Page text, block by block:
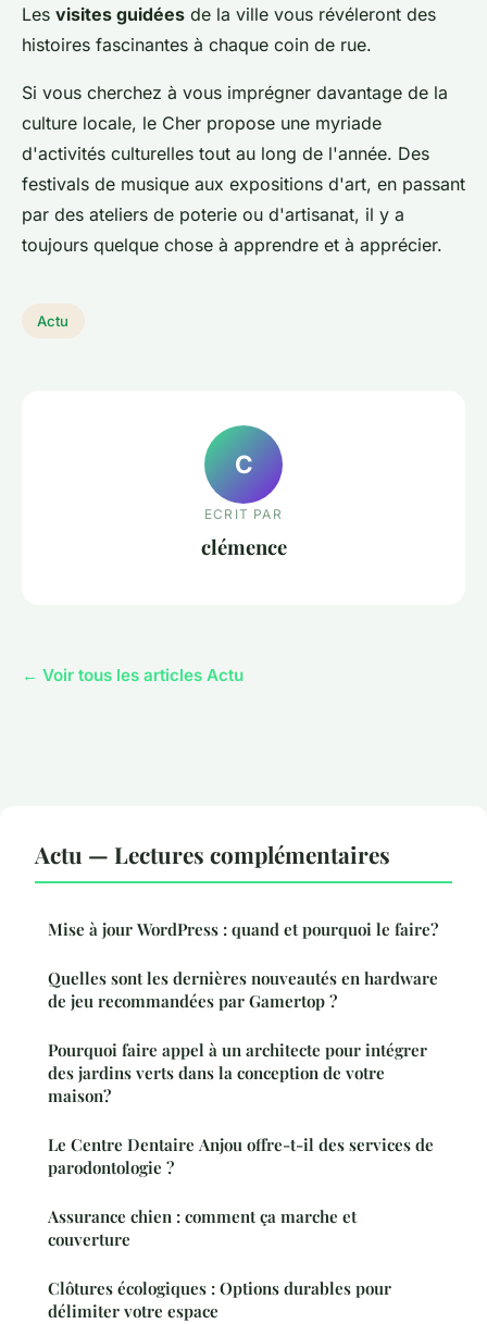
Les visites guidées de la ville vous révéleront des
histoires fascinantes à chaque coin de rue.
Si vous cherchez à vous imprégner davantage de la
culture locale, le Cher propose une myriade
d'activités culturelles tout au long de l'année. Des
festivals de musique aux expositions d'art, en passant
par des ateliers de poterie ou d'artisanat, il y a
toujours quelque chose à apprendre et à apprécier.
Actu
C
ECRIT PAR
clémence
← Voir tous les articles Actu
Actu — Lectures complémentaires
Mise à jour WordPress : quand et pourquoi le faire?
Quelles sont les dernières nouveautés en hardware
de jeu recommandées par Gamertop ?
Pourquoi faire appel à un architecte pour intégrer
des jardins verts dans la conception de votre
maison?
Le Centre Dentaire Anjou offre-t-il des services de
parodontologie ?
Assurance chien : comment ça marche et
couverture
Clôtures écologiques : Options durables pour
délimiter votre espace